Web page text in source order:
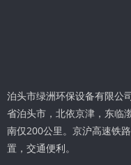
泊头市绿洲环保设备有限公
省泊头市，北依京津，东临
南仅200公里。京沪高速铁
置，交通便利。